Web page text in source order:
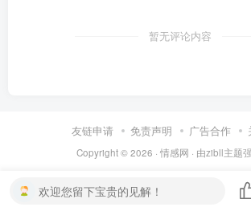
暂无评论内容
友链申请 免责声明 广告合作
Copyright © 2026 · 情感网 · 由zibll主题
欢迎您留下宝贵的见解！